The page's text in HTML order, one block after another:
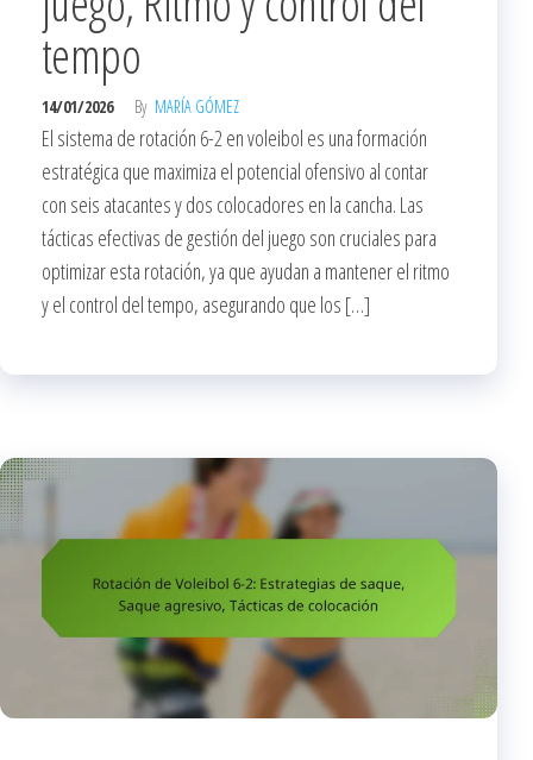
tempo
14/01/2026 By MARÍA GÓMEZ
El sistema de rotación 6-2 en voleibol es una formación
estratégica que maximiza el potencial ofensivo al contar
con seis atacantes y dos colocadores en la cancha. Las
tácticas efectivas de gestión del juego son cruciales para
optimizar esta rotación, ya que ayudan a mantener el ritmo
y el control del tempo, asegurando que los […]